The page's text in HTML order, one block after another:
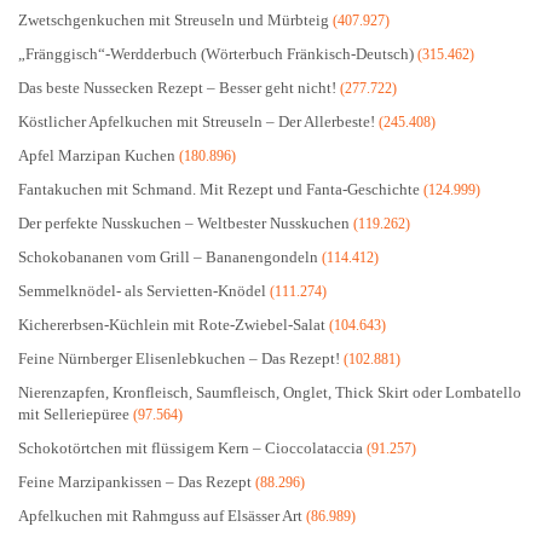
Zwetschgenkuchen mit Streuseln und Mürbteig (407.927)
„Fränggisch“-Werdderbuch (Wörterbuch Fränkisch-Deutsch) (315.462)
Das beste Nussecken Rezept – Besser geht nicht! (277.722)
Köstlicher Apfelkuchen mit Streuseln – Der Allerbeste! (245.408)
Apfel Marzipan Kuchen (180.896)
Fantakuchen mit Schmand. Mit Rezept und Fanta-Geschichte (124.999)
Der perfekte Nusskuchen – Weltbester Nusskuchen (119.262)
Schokobananen vom Grill – Bananengondeln (114.412)
Semmelknödel- als Servietten-Knödel (111.274)
Kichererbsen-Küchlein mit Rote-Zwiebel-Salat (104.643)
Feine Nürnberger Elisenlebkuchen – Das Rezept! (102.881)
Nierenzapfen, Kronfleisch, Saumfleisch, Onglet, Thick Skirt oder Lombatello
mit Selleriepüree (97.564)
Schokotörtchen mit flüssigem Kern – Cioccolataccia (91.257)
Feine Marzipankissen – Das Rezept (88.296)
Apfelkuchen mit Rahmguss auf Elsässer Art (86.989)